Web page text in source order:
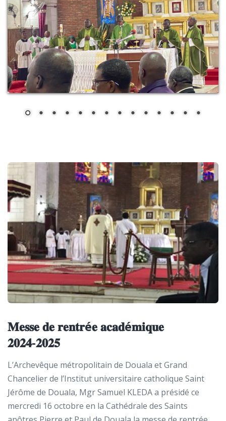
𝐌𝐞𝐬𝐬𝐞 𝐝𝐞 𝐫𝐞𝐧𝐭𝐫é𝐞 𝐚𝐜𝐚𝐝é𝐦𝐢𝐪𝐮𝐞
𝟐𝟎𝟐𝟒-𝟐𝟎𝟐𝟓
L’Archevêque métropolitain de Douala et Grand
Chancelier de l’Institut universitaire catholique Saint
Jérôme de Douala, Mgr Samuel KLEDA a présidé ce
mercredi 16 octobre en la Cathédrale des Saints